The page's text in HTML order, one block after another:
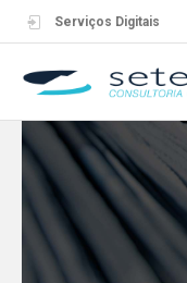
Serviços Digitais